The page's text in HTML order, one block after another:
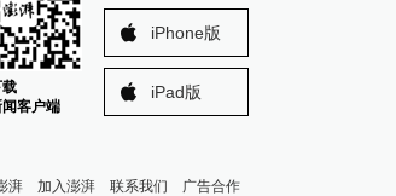
客户端
iPhone版
iPad版
湃 加入澎湃 联系我们 广告合作